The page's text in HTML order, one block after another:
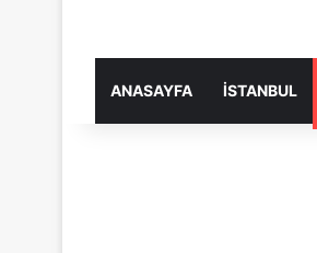
ANASAYFA İSTANBUL